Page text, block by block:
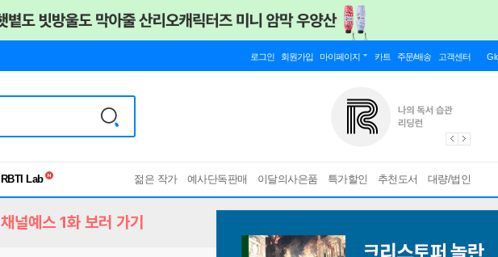
로그인 회원가입 마이페이지 카트 주문/배송 고객센터
독서유형검사
젊은 작가 예사단독판매 이달의사은품 특가할인 추천도서 대량/법인
채널예스 1화 보러 가기